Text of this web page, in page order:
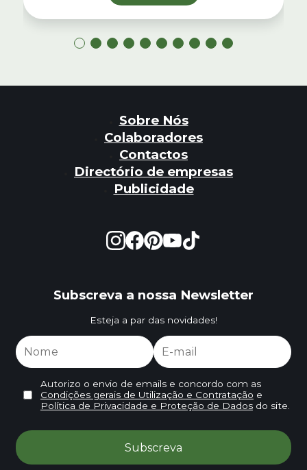
Sobre Nós
Colaboradores
Contactos
Directório de empresas
Publicidade
Subscreva a nossa Newsletter
Esteja a par das novidades!
Autorizo o envio de emails e concordo com as
Condições gerais de Utilização e Contratação e
Política de Privacidade e Proteção de Dadosdo site.